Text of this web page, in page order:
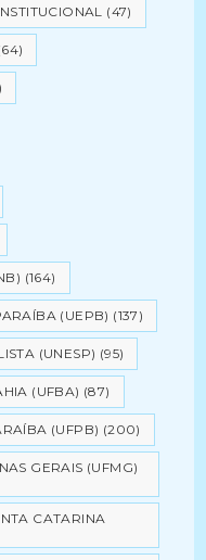
(47)
(164)
(UEPB) (137)
(UNESP) (95)
(UFBA) (87)
(UFPB) (200)
GERAIS (UFMG)
CATARINA